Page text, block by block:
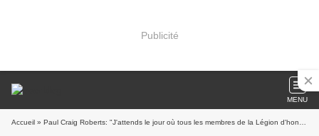
Publicité
MENU
Accueil » Paul Craig Roberts: "J'attends le jour où tous les membres de la Légion d'honneur française seront arrêtés pour avoir été des patriotes."